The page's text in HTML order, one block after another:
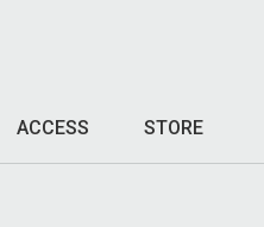
ACCESS STORE